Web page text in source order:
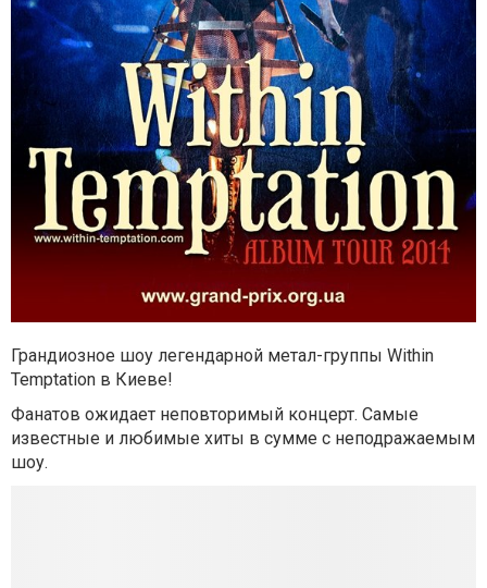
Грандиозное шоу легендарной метал-группы Within
Temptation в Киеве!
Фанатов ожидает неповторимый концерт. Самые
известные и любимые хиты в сумме с неподражаемым
шоу.